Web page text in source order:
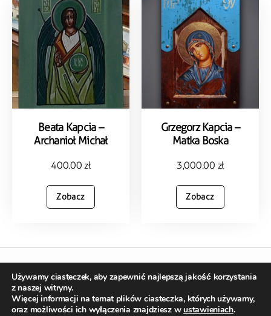
Beata Kapcia –
Archanioł Michał
400.00zł
Zobacz
Grzegorz Kapcia –
Matka Boska
3,000.00 zł
Zobacz
Copyright © 2023 kopalniasztukionline.pl
Stworzone w ramach
atwi.pl | Realizacja sklepu – webrian.pl
Używamy ciasteczek, aby zapewnić najlepszą jakość korzystania
z naszej witryny.
Więcej informacji na temat plików ciasteczka, których używamy,
oraz możliwości ich wyłączenia znajdziesz wustawieniach.